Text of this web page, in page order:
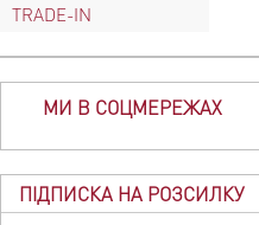
TRADE-IN
МИ В СОЦМЕРЕЖАХ
ПІДПИСКА НА РОЗСИЛКУ